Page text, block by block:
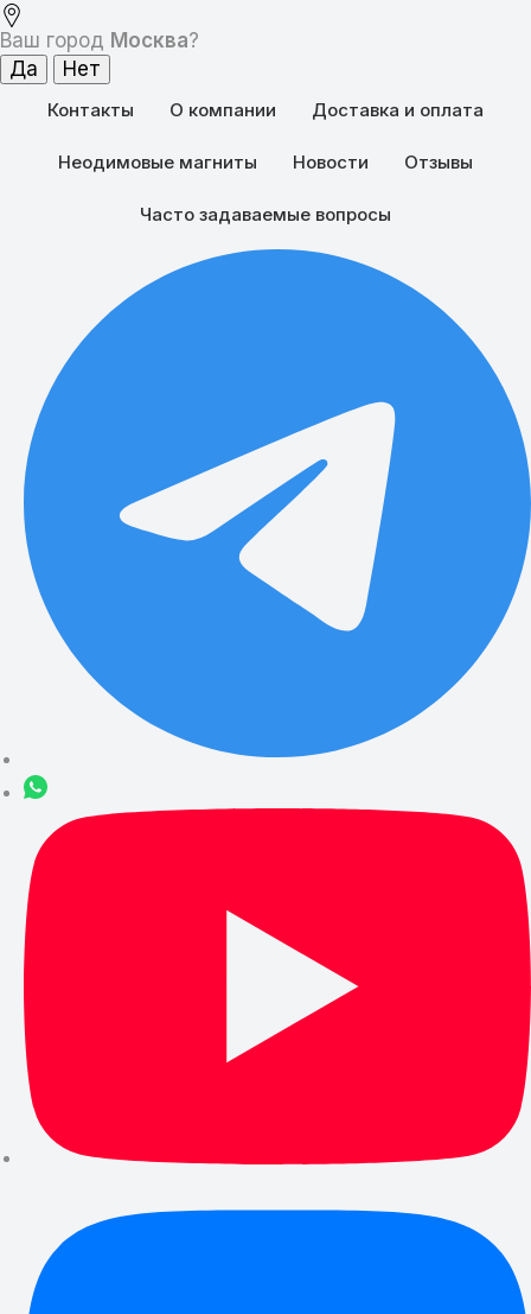
Ваш город Москва?
Контакты О компании Доставка и оплата
Неодимовые магниты Новости Отзывы
Часто задаваемые вопросы